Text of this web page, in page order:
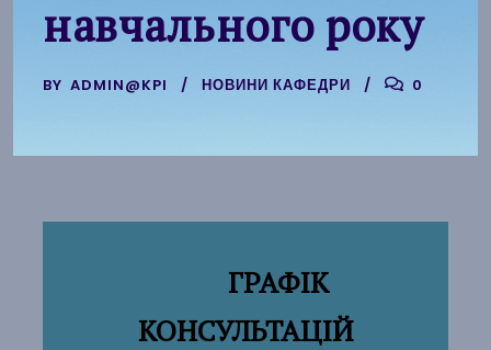
навчального року
BY ADMIN@KPI НОВИНИ КАФЕДРИ 0
ГРАФІК
КОНСУЛЬТАЦІЙ